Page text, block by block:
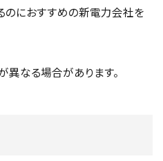
のにおすすめの新電力会社を
なる場合があります。